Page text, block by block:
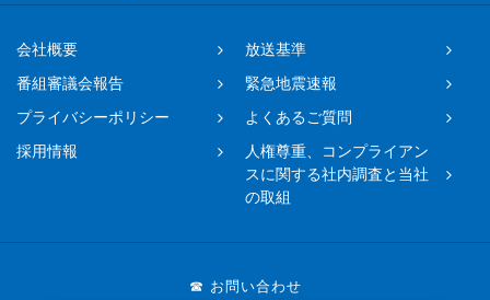
会社概要
放送基準
番組審議会報告
緊急地震速報
プライバシーポリシー
よくあるご質問
採用情報
人権尊重、コンプライアン
スに関する社内調査と当社
の取組
☎ お問い合わせ